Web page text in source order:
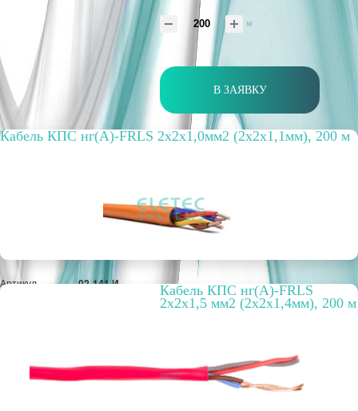
м
В ЗАЯВКУ
Кабель КПС нг(А)-FRLS 2х2х1,0мм2 (2х2х1,1мм), 200 м
Артикул 02-141 И
исполнения
РРЦ, цена за
99,66 руб.
Кабель КПС нг(А)-FRLS
2х2х1,5 мм2 (2х2х1,4мм), 200 м